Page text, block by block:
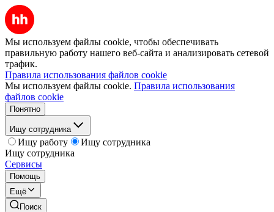
Мы используем файлы cookie, чтобы обеспечивать
правильную работу нашего веб-сайта и анализировать сетевой
трафик.
Правила использования файлов cookie
Мы используем файлы cookie. Правила использования
файлов cookie
Понятно
Ищу сотрудника
Ищу работу
Ищу сотрудника
Ищу сотрудника
Сервисы
Помощь
Ещё
Поиск